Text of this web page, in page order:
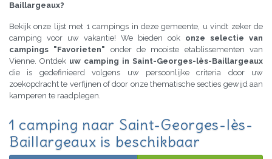
Baillargeaux?
Bekijk onze lijst met 1 campings in deze gemeente, u vindt zeker de
camping voor uw vakantie! We bieden ook onze selectie van
campings "Favorieten" onder de mooiste etablissementen van
Vienne. Ontdek uw camping in Saint-Georges-lès-Baillargeaux
die is gedefinieerd volgens uw persoonlijke criteria door uw
zoekopdracht te verfijnen of door onze thematische secties gewijd aan
kamperen te raadplegen.
1 camping naar Saint-Georges-lès-
Baillargeaux is beschikbaar